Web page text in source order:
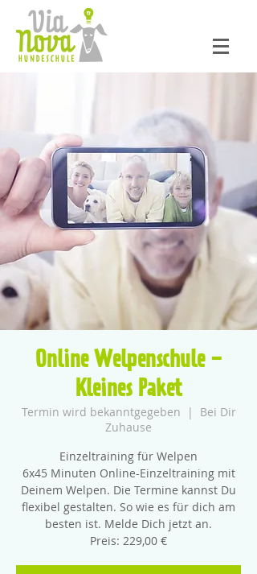
Online Welpenschule -
Kleines Paket
Termin wird bekanntgegeben
  |
Bei Dir
Zuhause
Einzeltraining für Welpen
6x45 Minuten Online-Einzeltraining mit
Deinem Welpen. Die Termine kannst Du
flexibel gestalten. So wie es für dich am
besten ist. Melde Dich jetzt an.
Preis: 229,00 €